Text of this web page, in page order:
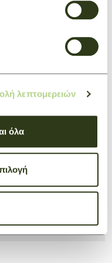
λεπτομερειών
όλα